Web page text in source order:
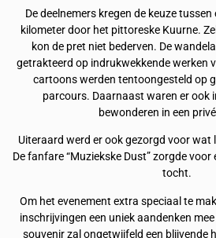
De deelnemers kregen de keuze
kilometer door het pittoreske Kuurne.
kon de pret niet bederven. De
getrakteerd op indrukwekkende werken
cartoons werden tentoongesteld op
parcours. Daarnaast waren er ook
bewonderen in een
Uiteraard werd er ook gezorgd voor wat
De fanfare “Muziekske Dust” zorgde
tocht.
Om het evenement extra speciaal te
inschrijvingen een uniek aandenken
souvenir zal ongetwijfeld een blijvende